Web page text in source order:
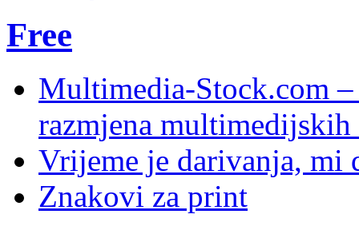
Free
Multimedia-Stock.com –
razmjena multimedijskih
Vrijeme je darivanja, mi
Znakovi za print